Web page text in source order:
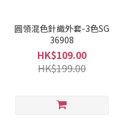
圓領混色針織外套-3色SG
36908
HK$109.00
HK$199.00